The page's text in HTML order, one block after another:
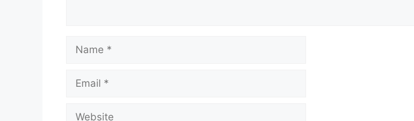
Name
Email
Website